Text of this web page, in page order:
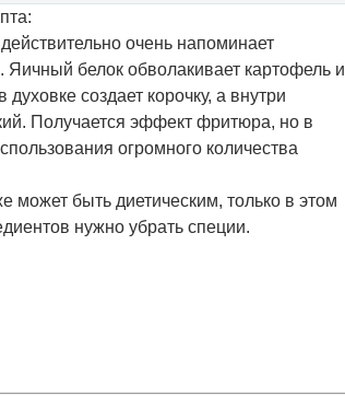
очень напоминает
Яичный белок обволакивает картофель и
духовке создает корочку, а внутри
Получается эффект фритюра, но в
огромного количества
может быть диетическим, только в этом
нужно убрать специи.